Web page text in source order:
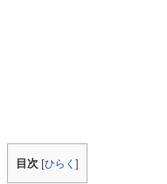
目次 [ひらく]